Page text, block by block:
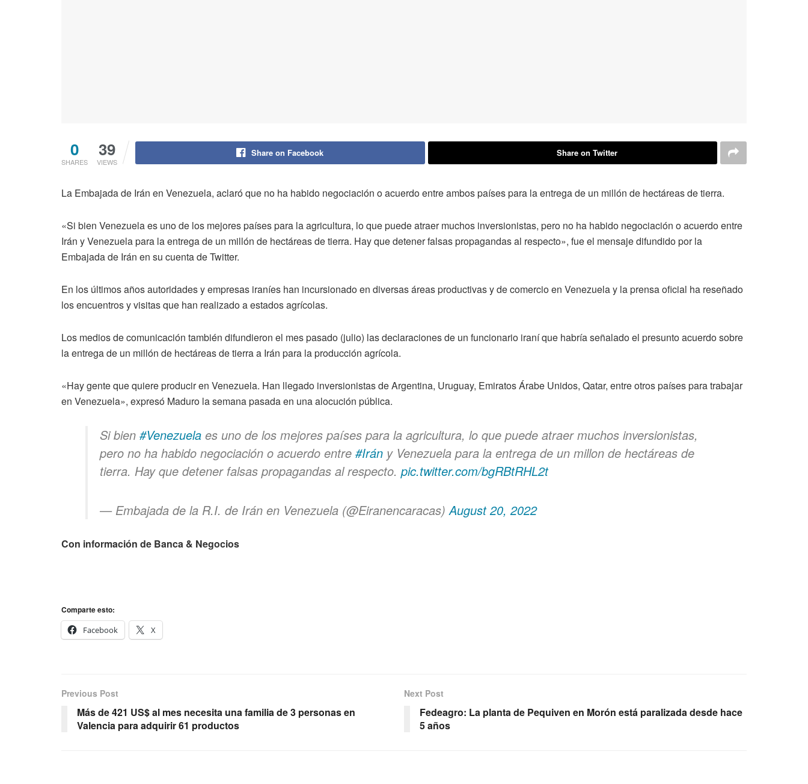
0
SHARES
39
VIEWS
Share on Facebook Share on Twitter
La Embajada de Irán en Venezuela, aclaró que no ha habido negociación o acuerdo entre ambos países para la entrega de un millón de hectáreas de tierra.
«Si bien Venezuelaes uno de los mejores países para la agricultura, lo que puede atraer muchos inversionistas, pero no ha habido negociación o acuerdo entre
Irán y Venezuela para la entrega de un millón de hectáreas de tierra. Hay que detener falsas propagandas al respecto», fue el mensaje difundido por la
Embajada de Irán en su cuenta de Twitter.
En los últimos años autoridades y empresas iraníes han incursionado en diversas áreas productivas y de comercio en Venezuela y la prensa oficial ha reseñado
los encuentros y visitas que han realizado a estados agrícolas.
Los medios de comunicación también difundieron el mes pasado (julio) las declaraciones de un funcionario iraní que habría señalado el presunto acuerdo sobre
la entrega de un millón de hectáreas de tierra a Irán para la producción agrícola.
«Hay gente que quiere producir en Venezuela. Han llegado inversionistas de Argentina, Uruguay, Emiratos Árabe Unidos, Qatar, entre otros países para trabajar
en Venezuela», expresó Maduro la semana pasada en una alocución pública.
Si bien #Venezuela es uno de los mejores países para la agricultura, lo que puede atraer muchos inversionistas,
pero no ha habido negociación o acuerdo entre #Irán y Venezuela para la entrega de un millon de hectáreas de
tierra. Hay que detener falsas propagandas al respecto. pic.twitter.com/bgRBtRHL2t
— Embajada de la R.I. de Irán en Venezuela (@Eiranencaracas)August 20, 2022
Con información de Banca & Negocios
Comparte esto:
Facebook
X
Previous Post
Más de 421 US$ al mes necesita una familia de 3 personas en
Valencia para adquirir 61 productos
Next Post
Fedeagro: La planta de Pequiven en Morón está paralizada desde hace
5 años